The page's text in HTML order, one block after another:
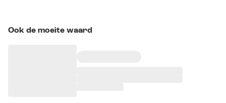
Ook de moeite waard